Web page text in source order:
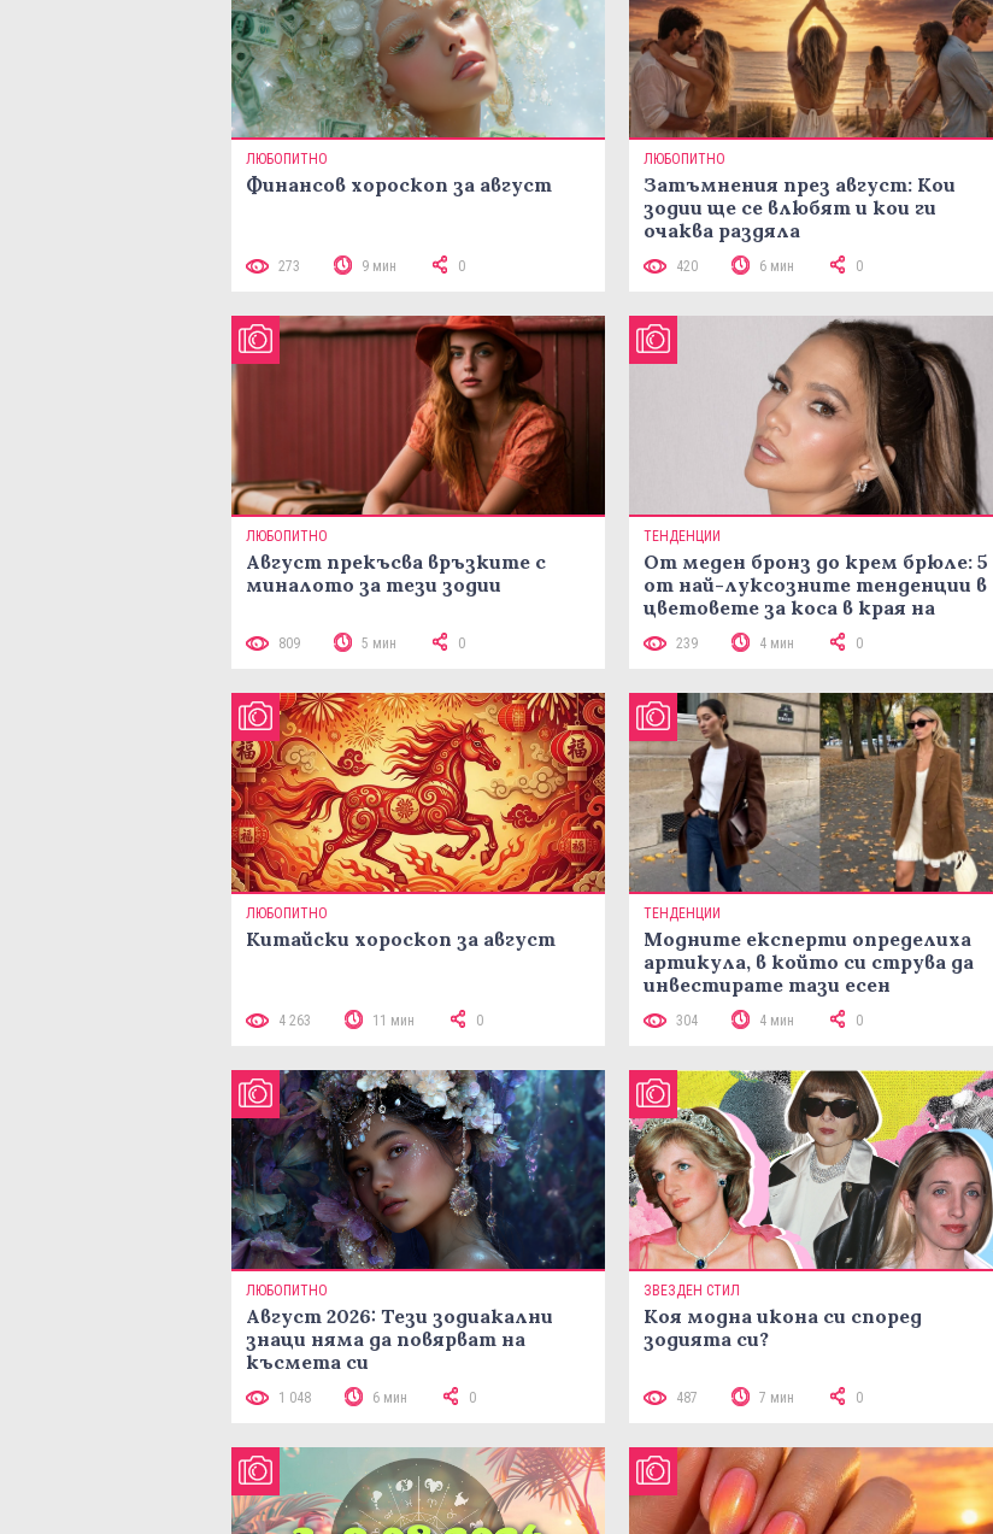
ЛЮБОПИТНО
Финансов хороскоп за август
273 9 мин 0
ЛЮБОПИТНО
Затъмнения през август: Кои
зодии ще се влюбят и кои ги
очаква раздяла
420 6 мин 0
ЛЮБОПИТНО
Август прекъсва връзките с
миналото за тези зодии
809 5 мин 0
ТЕНДЕНЦИИ
От меден бронз до крем брюле: 5
от най-луксозните тенденции в
цветовете за коса в края на
239 4 мин 0
ЛЮБОПИТНО
Китайски хороскоп за август
4 263 11 мин 0
ТЕНДЕНЦИИ
Модните експерти определиха
артикула, в който си струва да
инвестирате тази есен
304 4 мин 0
ЛЮБОПИТНО
Август 2026: Тези зодиакални
знаци няма да повярват на
късмета си
1 048 6 мин 0
ЗВЕЗДЕН СТИЛ
Коя модна икона си според
зодията си?
487 7 мин 0